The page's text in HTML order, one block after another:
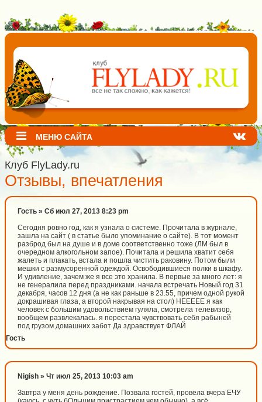
МЕНЮ САЙТА
Клуб FlyLady.ru
Отзывы, впечатления
Гость » Сб июл 27, 2013 8:23 pm
Сегодня ровно год, как я узнала о системе. Прочитала в журнале,
зашла на сайт ( в статье было упоминание о сайте). В тот момент
разброд был на душе и в доме соответственно тоже (ЛМ был в
очередном алкогольном запое). Почитала и решила хватит себя
жалеть и плакать, встала и пошла чистить раковину. Потом были
мешки с размусоренной одеждой. Освободившиеся полки в шкафу.
И удивление, зачем же я все это хранила. В первые за много лет: я
не генералила перед праздниками. начала встречать Новый год 31
декабря, часов 12 дня (а не как раньше в 23.55, причем одной рукой
докрашивая глаза, а второй накрывая на стол) НЕЕЕЕЕ я как
человек с большим удовольствием гуляла, смотрела телевизор,
вообщем развлекалась. я перестала чувствовать себя рабыней
под грузом домашних забот Да здравствует ФЛАЙ
Гость
Nigish » Чт июл 25, 2013 10:03 am
Завтра у меня день рождение. Позвала гостей, провела вчера ЕЧУ